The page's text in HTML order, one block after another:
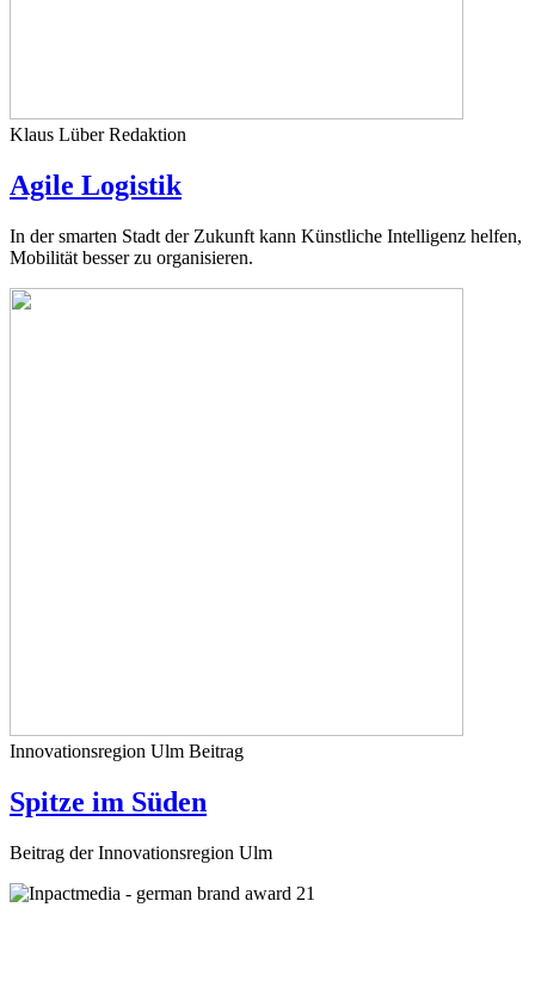
Klaus LüberRedaktion
Agile Logistik
In der smarten Stadt der Zukunft kann Künstliche Intelligenz helfen,
Mobilität besser zu organisieren.
Innovationsregion Ulm Beitrag
Spitze im Süden
Beitrag der Innovationsregion Ulm